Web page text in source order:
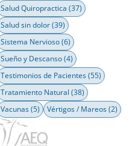
Salud Quiropractica (37)
Salud sin dolor(39)
Sistema Nervioso(6)
Sueño y Descanso(4)
Testimonios de Pacientes(55)
Tratamiento Natural (38)
Vacunas(5) Vértigos / Mareos(2)